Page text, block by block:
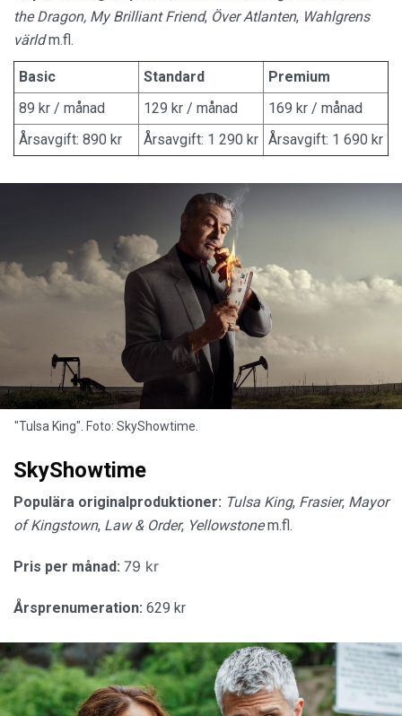
the Dragon, My Brilliant Friend, Över Atlanten, Wahlgrens
världm.fl.
Basic Standard
Premium
89 kr / månad
129 kr / månad
169 kr / månad
Årsavgift: 890 kr
Årsavgift: 1 290 kr Årsavgift: 1 690 kr
"Tulsa King". Foto: SkyShowtime.
SkyShowtime
Populära originalproduktioner: Tulsa King, Frasier, Mayor
of Kingstown, Law & Order, Yellowstonem.fl.
Pris per månad: 79 kr
Årsprenumeration: 629 kr